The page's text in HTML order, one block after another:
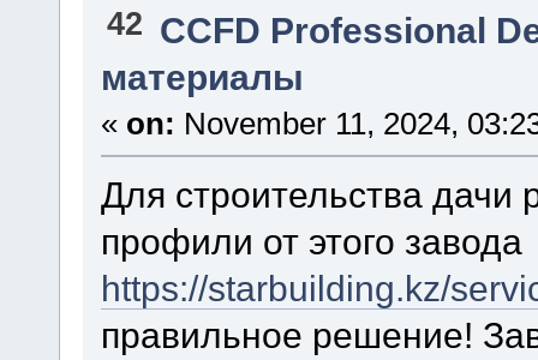
42 CCFD Professional
материалы
« on: November 11, 2024,
Для строительства дачи
профили от этого завода
https://starbuilding.kz/
правильное решение!